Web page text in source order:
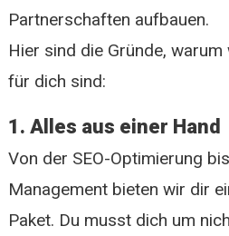
Partnerschaften aufbauen.
Hier sind die Gründe,
für dich sind:
1. Alles aus einer Hand
Von der SEO-Optimierung
Management bieten wir dir
Paket. Du musst dich um